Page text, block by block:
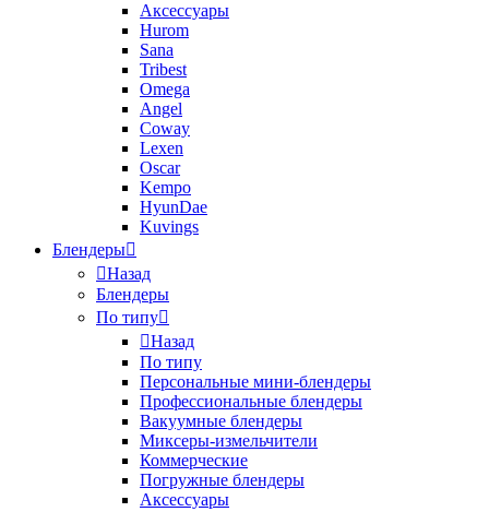
Аксессуары
Hurom
Sana
Tribest
Omega
Angel
Coway
Lexen
Oscar
Kempo
HyunDae
Kuvings
Блендеры
Назад
Блендеры
По типу
Назад
По типу
Персональные мини-блендеры
Профессиональные блендеры
Вакуумные блендеры
Миксеры-измельчители
Коммерческие
Погружные блендеры
Аксессуары